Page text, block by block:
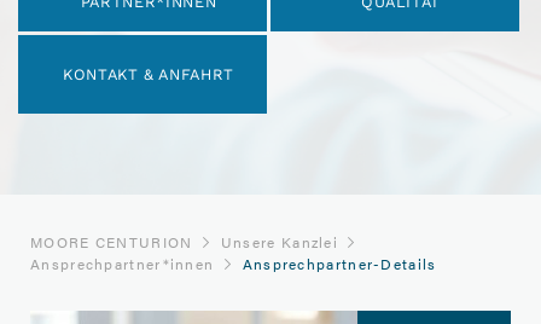
KONTAKT & ANFAHRT
MOORE CENTURION
Unsere Kanzlei
Ansprech­partner*innen
Ansprechpartner-Details